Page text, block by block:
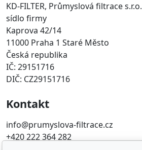
KD-FILTER, Průmyslová filtrace s.r.o.
sídlo firmy
Kaprova 42/14
11000 Praha 1 Staré Město
Česká republika
IČ: 29151716
DIČ: CZ29151716
Kontakt
info@prumyslova-filtrace.cz
+420 222 364 282